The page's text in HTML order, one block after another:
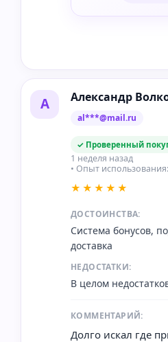
А Александр
al***@mail.ru
✓ Проверенный
1 неделя назад
• Опыт
★★★★★
ДОСТОИНСТВА:
Система бонусов,
доставка
НЕДОСТАТКИ:
В целом
КОММЕНТАРИЙ:
Долго искал где